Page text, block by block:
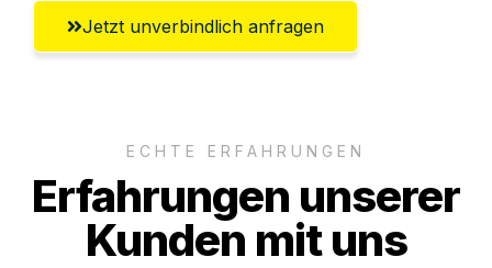
Jetzt unverbindlich anfragen
ECHTE ERFAHRUNGEN
Erfahrungen unserer
Kunden mit uns